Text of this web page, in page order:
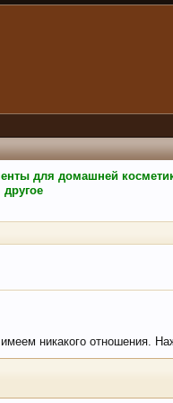
для домашней
другое
никакого отношения.